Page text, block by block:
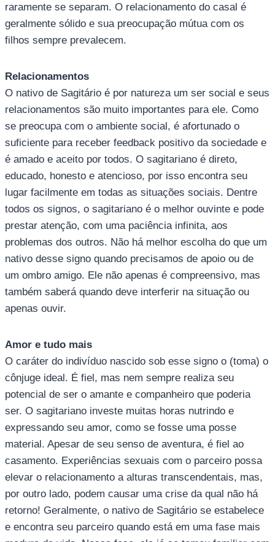
raramente se separam. O relacionamento do casal é
geralmente sólido e sua preocupação mútua com os
filhos sempre prevalecem.
Relacionamentos
O nativo de Sagitário é por natureza um ser social e seus
relacionamentos são muito importantes para ele. Como
se preocupa com o ambiente social, é afortunado o
suficiente para receber feedback positivo da sociedade e
é amado e aceito por todos. O sagitariano é direto,
educado, honesto e atencioso, por isso encontra seu
lugar facilmente em todas as situações sociais. Dentre
todos os signos, o sagitariano é o melhor ouvinte e pode
prestar atenção, com uma paciência infinita, aos
problemas dos outros. Não há melhor escolha do que um
nativo desse signo quando precisamos de apoio ou de
um ombro amigo. Ele não apenas é compreensivo, mas
também saberá quando deve interferir na situação ou
apenas ouvir.
Amor e tudo mais
O caráter do indivíduo nascido sob esse signo o (toma) o
cônjuge ideal. É fiel, mas nem sempre realiza seu
potencial de ser o amante e companheiro que poderia
ser. O sagitariano investe muitas horas nutrindo e
expressando seu amor, como se fosse uma posse
material. Apesar de seu senso de aventura, é fiel ao
casamento. Experiências sexuais com o parceiro possa
elevar o relacionamento a alturas transcendentais, mas,
por outro lado, podem causar uma crise da qual não há
retorno! Geralmente, o nativo de Sagitário se estabelece
e encontra seu parceiro quando está em uma fase mais